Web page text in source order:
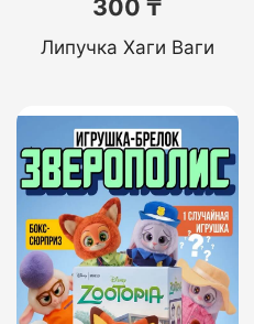
300 ₸
Липучка Хаги Ваги